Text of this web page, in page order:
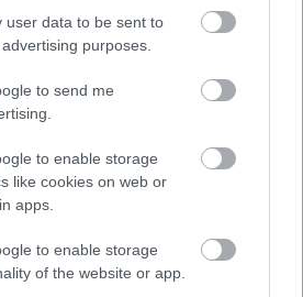
user data to be sent to
purposes.
to send me
to enable storage
like cookies on web or
apps.
to enable storage
of the website or app.
könnyed, naív, már
sokszor szöges ellentétben
itt a Boys Who Rape